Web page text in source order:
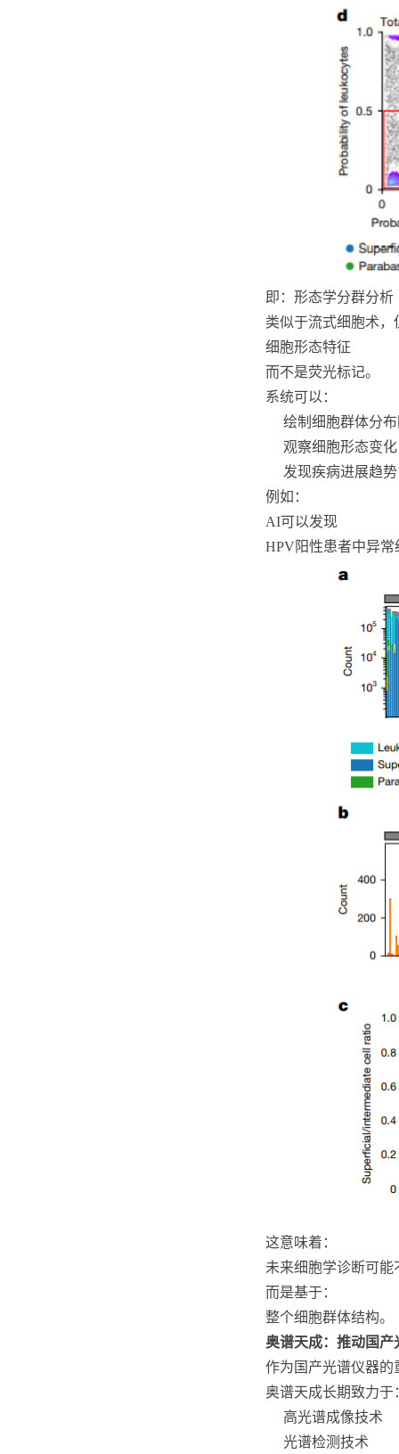
即：形态学分群分析
类似于流式细胞术，
细胞形态特征
而不是荧光标记。
系统可以：
绘制细胞群体分
观察细胞形态变化
发现疾病进展趋势
例如：
AI可以发现
HPV阳性患者中异
这意味着：
未来细胞学诊断可
而是基于：
整个细胞群体结构。
奥谱天成：推动国
作为国产光谱仪器的
奥谱天成长期致力于
高光谱成像技术
光谱检测技术